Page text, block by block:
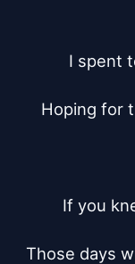
I spent
Hoping for
If you
Those days